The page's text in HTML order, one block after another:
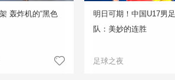
轰炸机的“黑色
明日可期！中国U17男
队：美妙的连胜
足球之夜